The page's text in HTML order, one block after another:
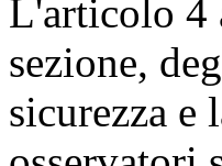
L'articolo 4
sezione,
sicurezza e